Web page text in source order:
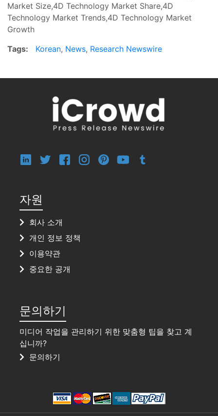
Market Size,4D Technology Market Share,4D
Technology Market Trends,4D Technology Market
Growth
Tags:
Korean, News, Research Newswire
자원
회사 소개
개인 정보 정책
이용약관
중요한 공개
문의하기
미디어 작업을 관리하기 위한 맞춤형 팁을 찾고 계
십니까?
문의하기